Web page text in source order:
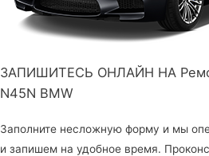
ЗАПИШИТЕСЬ ОНЛАЙН НА
N45N BMW
Заполните несложную форму и мы
и запишем на удобное время.